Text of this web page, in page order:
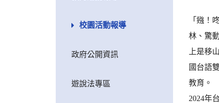
校園活動報導
政府公開資訊
遊說法專區
「鏹！
林、驚
上是移
國台語
教育。
2024年